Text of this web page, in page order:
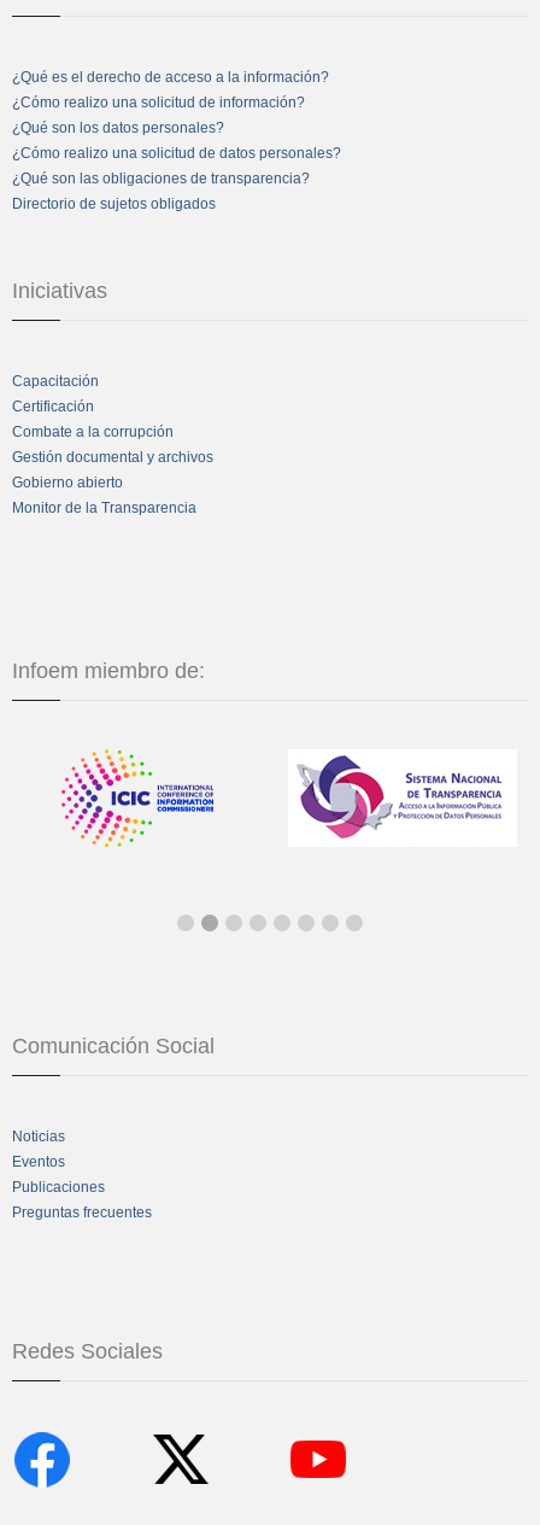
¿Qué es el derecho de acceso a la información?
¿Cómo realizo una solicitud de información?
¿Qué son los datos personales?
¿Cómo realizo una solicitud de datos personales?
¿Qué son las obligaciones de transparencia?
Directorio de sujetos obligados
Iniciativas
Capacitación
Certificación
Combate a la corrupción
Gestión documental y archivos
Gobierno abierto
Monitor de la Transparencia
Infoem miembro de:
Comunicación Social
Noticias
Eventos
Publicaciones
Preguntas frecuentes
Redes Sociales